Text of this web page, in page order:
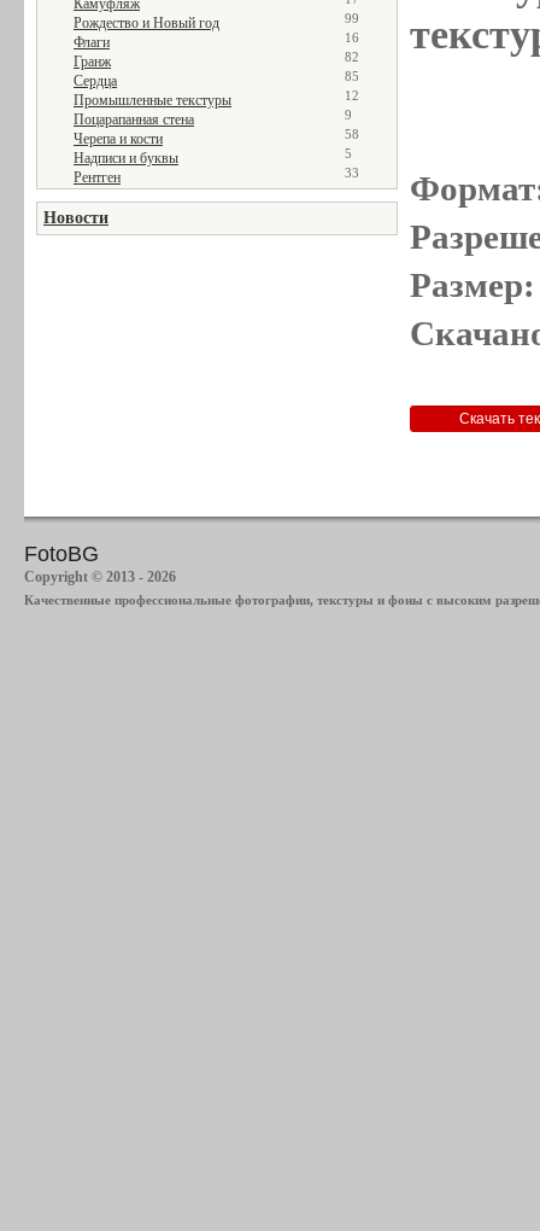
Камуфляж
Рождество и Новый год 99
Флаги 16
Гранж 82
Сердца 85
Промышленные текстуры 12
Поцарапанная стена 9
Черепа и кости 58
Надписи и буквы 5
Рентген 33
Новости
FotoBG
Copyright © 2013 - 2026
Качественные профессиональные фотографии, текстуры и фоны с высоким